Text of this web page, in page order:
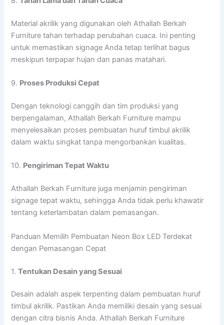
Material akrilik yang digunakan oleh Athallah Berkah
Furniture tahan terhadap perubahan cuaca. Ini penting
untuk memastikan signage Anda tetap terlihat bagus
meskipun terpapar hujan dan panas matahari.
9. Proses Produksi Cepat
Dengan teknologi canggih dan tim produksi yang
berpengalaman, Athallah Berkah Furniture mampu
menyelesaikan proses pembuatan huruf timbul akrilik
dalam waktu singkat tanpa mengorbankan kualitas.
10. Pengiriman Tepat Waktu
Athallah Berkah Furniture juga menjamin pengiriman
signage tepat waktu, sehingga Anda tidak perlu khawatir
tentang keterlambatan dalam pemasangan.
Panduan Memilih Pembuatan Neon Box LED Terdekat
dengan Pemasangan Cepat
1.Tentukan Desain yang Sesuai
Desain adalah aspek terpenting dalam pembuatan huruf
timbul akrilik. Pastikan Anda memiliki desain yang sesuai
dengan citra bisnis Anda. Athallah Berkah Furniture